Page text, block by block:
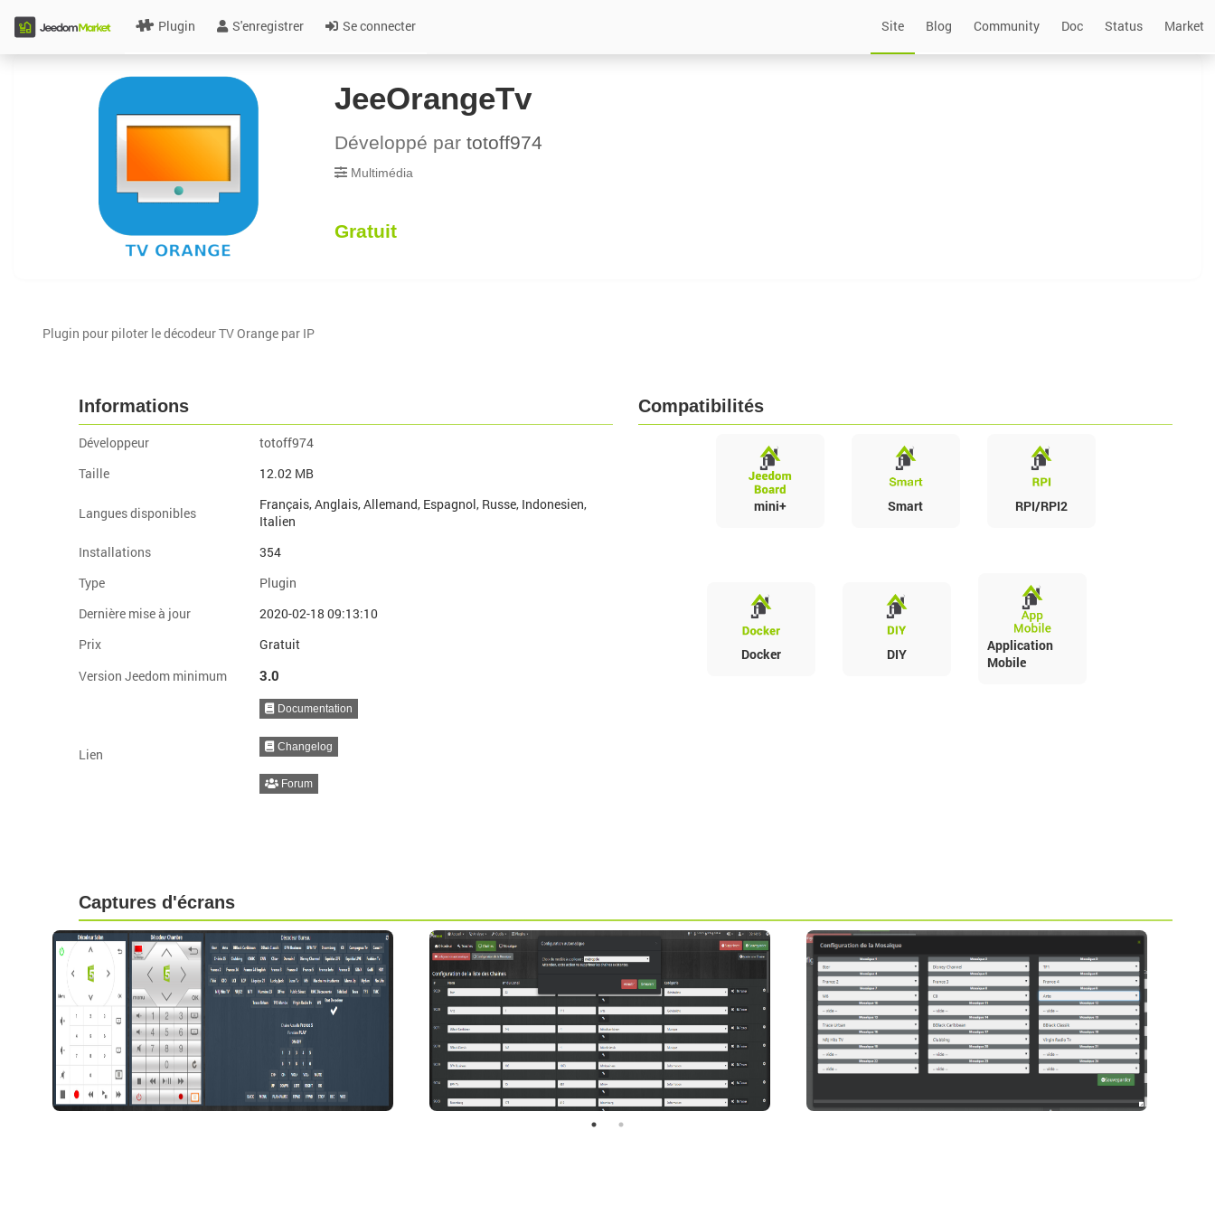
Plugin S'enregistrer Se connecter Site Blog Community Doc Status Market
JeeOrangeTv
Développé par totoff974
Multimédia
Gratuit
Plugin pour piloter le décodeur TV Orange par IP
Informations
Développeur
totoff974
Taille
12.02 MB
Langues disponibles
Français, Anglais, Allemand, Espagnol, Russe, Indonesien,
Italien
Installations
354
Type
Plugin
Dernière mise à jour
2020-02-18 09:13:10
Prix
Gratuit
Version Jeedom minimum
3.0
Lien
Documentation
Changelog
Forum
Compatibilités
mini+ Smart RPI/RPI2
Docker DIY
Application
Mobile
Captures d'écrans